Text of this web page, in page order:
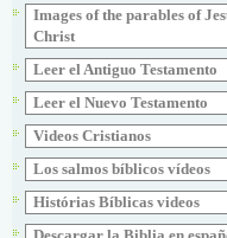
Images of the parables of
Christ
Leer el Antiguo Testamento
Leer el Nuevo Testamento
Videos Cristianos
Los salmos bíblicos vídeos
Histórias Bíblicas videos